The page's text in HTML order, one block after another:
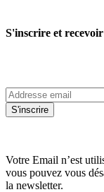
S'inscrire et
S'inscrire
Votre Email n’est
vous pouvez vous
la newsletter.